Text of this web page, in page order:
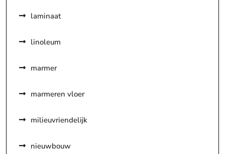
laminaat
linoleum
marmer
marmeren vloer
milieuvriendelijk
nieuwbouw